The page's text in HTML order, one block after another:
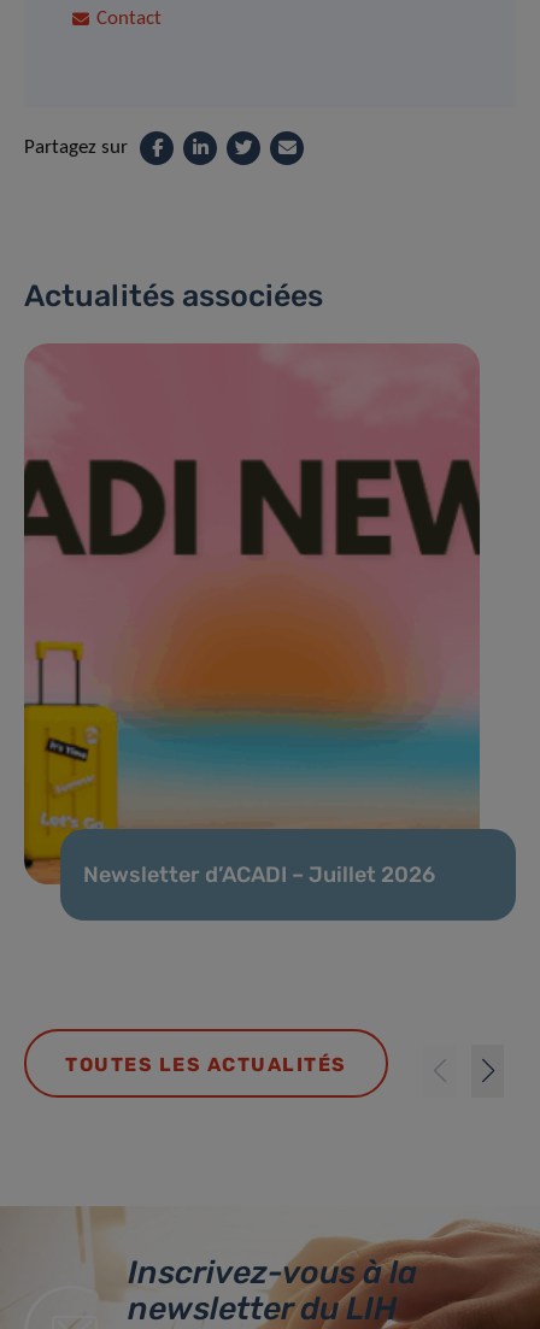
Contact
Partagez sur
Actualités associées
Newsletter d’ACADI – Juillet 2026
TOUTES LES ACTUALITÉS
Inscrivez-vous à la
newsletter du LIH